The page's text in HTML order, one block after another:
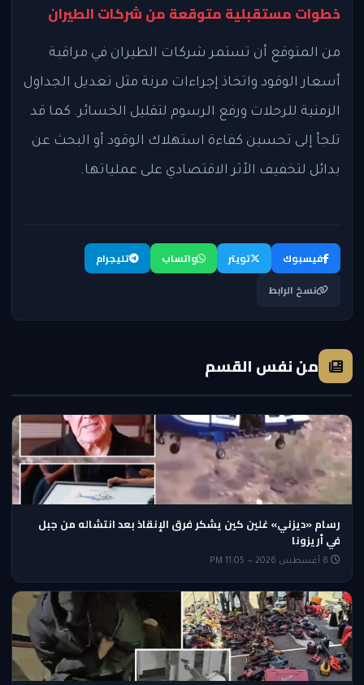
خطوات مستقبلية متوقعة من شركات الطيران
من المتوقع أن تستمر شركات الطيران في مراقبة
أسعار الوقود واتخاذ إجراءات مرنة مثل تعديل الجداول
الزمنية للرحلات ورفع الرسوم لتقليل الخسائر. كما قد
تلجأ إلى تحسين كفاءة استهلاك الوقود أو البحث عن
بدائل لتخفيف الأثر الاقتصادي على عملياتها.
فيسبوك تويتر واتساب
تليجرام
نسخ الرابط
من نفس القسم
رسام «ديزني» غلين كين يشكر فرق الإنقاذ بعد انتشاله من جبل
في أريزونا